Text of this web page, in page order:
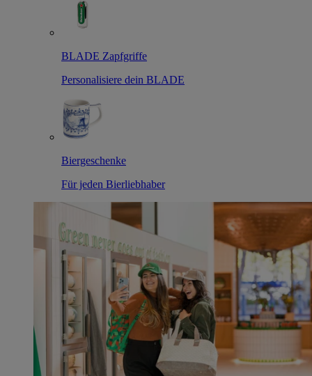
BLADE Zapfgriffe
Personalisiere dein BLADE
Biergeschenke
Für jeden Bierliebhaber